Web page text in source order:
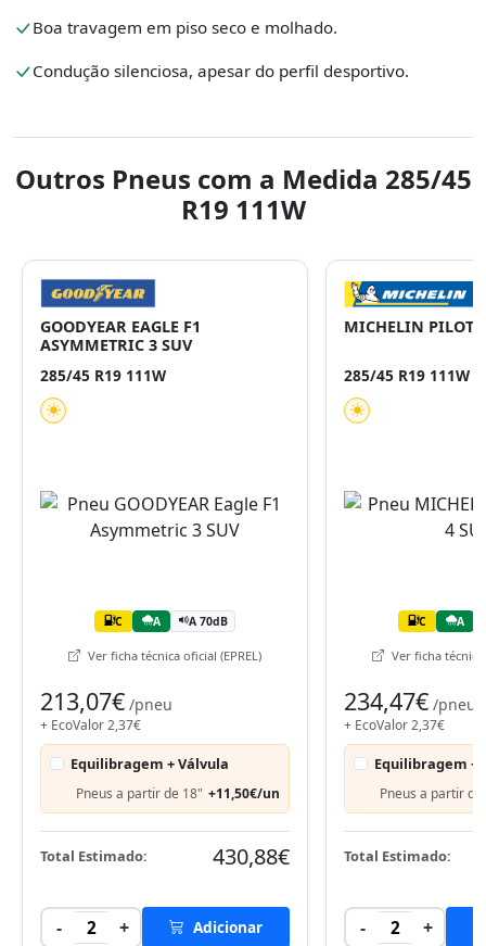
Boa travagem em piso seco e molhado.
Condução silenciosa, apesar do perfil desportivo.
Outros Pneus com a Medida 285/45
R19 111W
GOODYEAR EAGLE F1
ASYMMETRIC 3 SUV
285/45 R19 111W
C A A 70dB
Ver ficha técnica oficial (EPREL)
213,07€ /pneu
+ EcoValor 2,37€
Equilibragem + Válvula
Pneus a partir de 18" +11,50€/un
Total Estimado: 430,88€
- 2 + Adicionar
MICHELIN PILOT
285/45 R19 111W
C A
Ver ficha técnica
234,47€ /pneu
+ EcoValor 2,37€
Equilibragem +
Pneus a partir
Total Estimado:
- 2 +